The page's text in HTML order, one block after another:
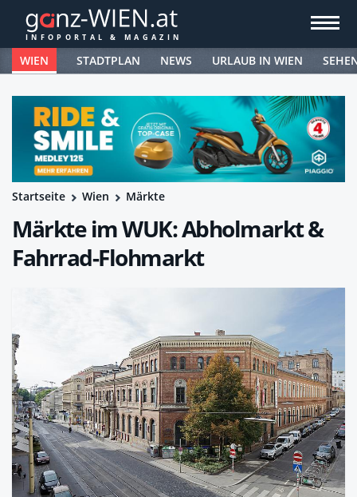
WIEN STADTPLAN NEWS URLAUB IN WIEN
Startseite Wien Märkte
Märkte im WUK: Abholmarkt &
Fahrrad-Flohmarkt